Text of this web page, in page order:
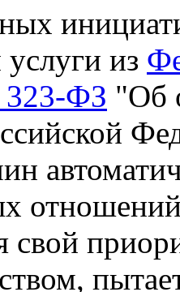
из
323-ФЗ "Об
свой